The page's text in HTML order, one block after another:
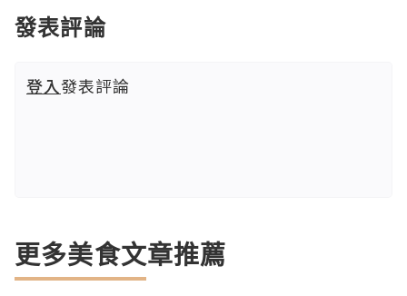
發表評論
登入發表評論
更多美食文章推薦